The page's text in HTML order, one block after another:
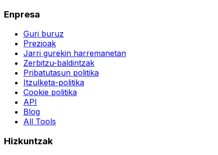
Enpresa
Guri buruz
Prezioak
Jarri gurekin harremanetan
Zerbitzu-baldintzak
Pribatutasun politika
Itzulketa-politika
Cookie politika
API
Blog
All Tools
Hizkuntzak